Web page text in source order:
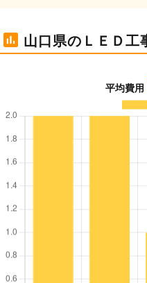
山口県のＬＥＤ工
平均費用